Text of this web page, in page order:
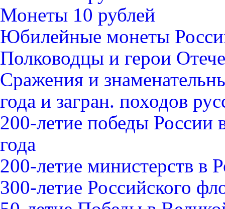
Монеты 10 рублей
Юбилейные монеты
Полководцы и герои
Сражения и
года и загран. походов
200-летие победы России
года
200-летие министерств в
300-летие Российского